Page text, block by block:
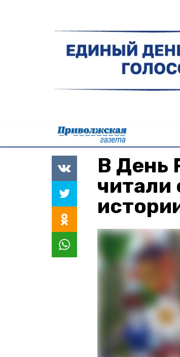
В День
читали